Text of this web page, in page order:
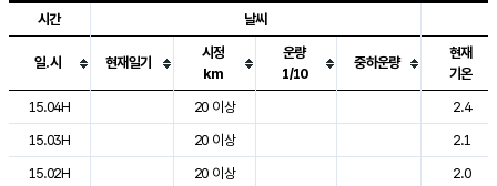
도시별 기상실황표로 지점, 날씨, 기온, 강수, 바람, 기압등을 안내한 표입
시간 날씨
일.시 현재일기
시정
km
운량
1/10
중하운량
현재
기온
15.04H
20 이상
2.4
15.03H
20 이상
2.1
15.02H
20 이상
2.0